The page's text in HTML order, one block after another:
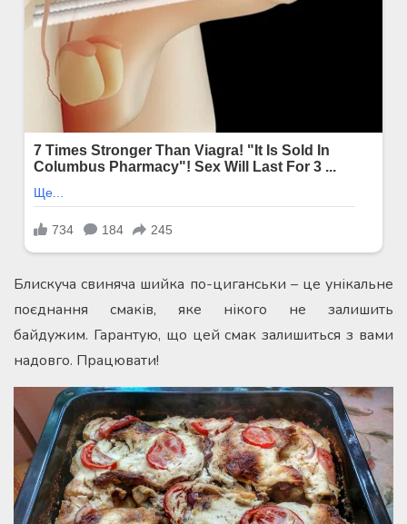
Блискуча свиняча шийка по-циганськи – це унікальне
поєднання смаків, яке нікого не залишить
байдужим. Гарантую, що цей смак залишиться з вами
надовго. Працювати!